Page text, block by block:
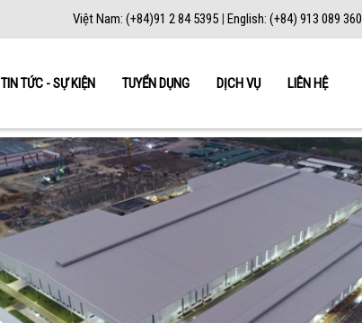
Việt Nam: (+84)91 2 84 5395 | English: (+84) 913 089 360
TIN TỨC - SỰ KIỆN TUYỂN DỤNG DỊCH VỤ LIÊN HỆ